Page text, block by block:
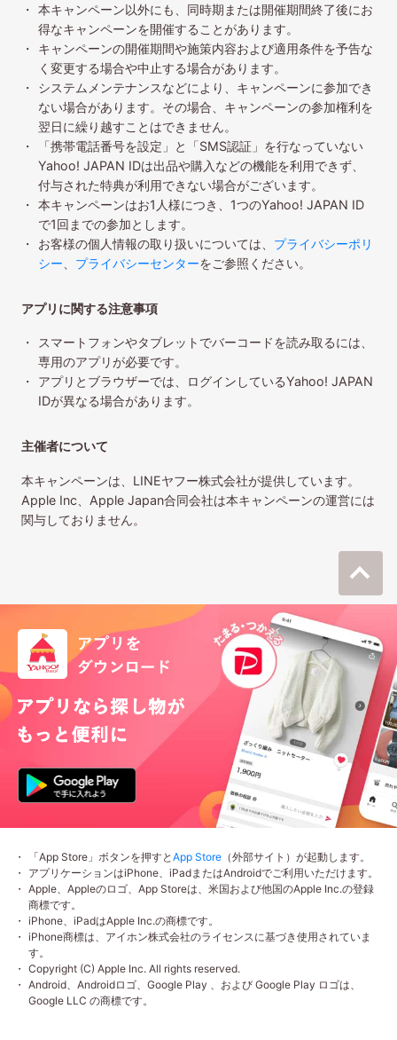
本キャンペーン以外にも、同時期または開催期間終了後にお
得なキャンペーンを開催することがあります。
キャンペーンの開催期間や施策内容および適用条件を予告な
く変更する場合や中止する場合があります。
システムメンテナンスなどにより、キャンペーンに参加でき
ない場合があります。その場合、キャンペーンの参加権利を
翌日に繰り越すことはできません。
「携帯電話番号を設定」と「SMS認証」を行なっていない
Yahoo! JAPAN IDは出品や購入などの機能を利用できず、
付与された特典が利用できない場合がございます。
本キャンペーンはお1人様につき、1つのYahoo! JAPAN ID
で1回までの参加とします。
お客様の個人情報の取り扱いについては、 プライバシーポリ
シー
プライバシーセンターをご参照ください。
アプリに関する注意事項
スマートフォンやタブレットでバーコードを読み取るには、
専用のアプリが必要です。
アプリとブラウザーでは、ログインしているYahoo! JAPAN
IDが異なる場合があります。
主催者について
本キャンペーンは、LINEヤフー株式会社が提供しています。
Apple Inc、Apple Japan合同会社は本キャンペーンの運営には
関与しておりません。
「App Store」ボタンを押すと App Store （外部サイト）が起動します。
アプリケーションはiPhone、iPadまたはAndroidでご利用いただけます。
Apple、Appleのロゴ、App Storeは、米国および他国のApple Inc.の登録
商標です。
iPhone、iPadはApple Inc.の商標です。
iPhone商標は、アイホン株式会社のライセンスに基づき使用されていま
す。
Copyright (C) Apple Inc. All rights reserved.
Android、Androidロゴ、Google Play 、および Google Play ロゴは、
Google LLC の商標です。